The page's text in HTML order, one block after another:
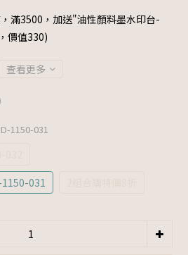
滿3500，加送"油性顏料墨水印台-
價值330)
查看更多
1150-031
031